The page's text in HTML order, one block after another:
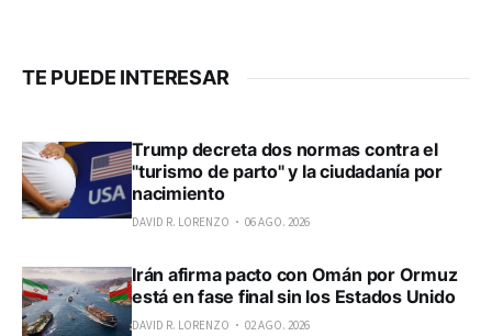
TE PUEDE INTERESAR
Trump decreta dos normas contra el
"turismo de parto" y la ciudadanía por
nacimiento
DAVID R. LORENZO 06 AGO. 2026
Irán afirma pacto con Omán por Ormuz
está en fase final sin los Estados Unido
DAVID R. LORENZO 02 AGO. 2026